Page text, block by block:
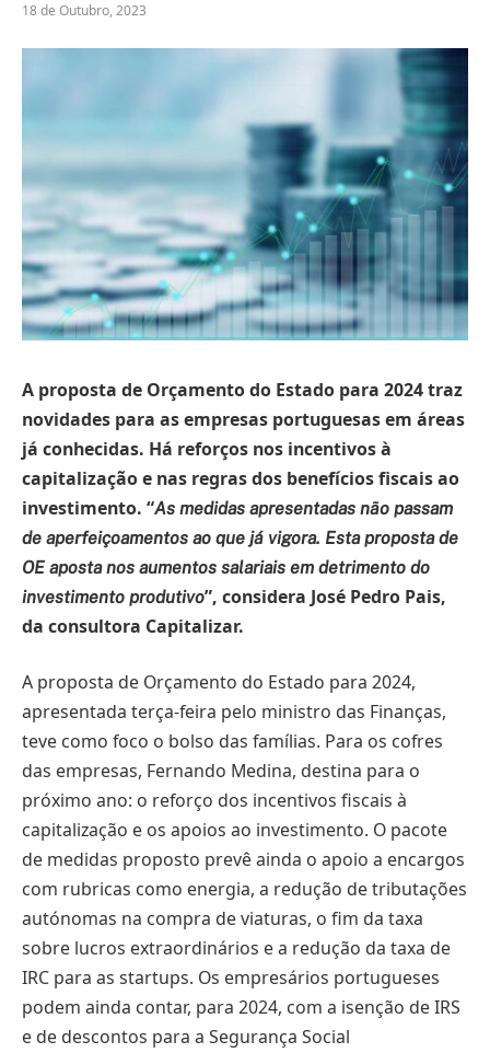
18 de Outubro, 2023
A proposta de Orçamento do Estado para 2024 traz
novidades para as empresas portuguesas em áreas
já conhecidas. Há reforços nos incentivos à
capitalização e nas regras dos benefícios fiscais ao
investimento. “As medidas apresentadas não passam
de aperfeiçoamentos ao que já vigora. Esta proposta de
OE aposta nos aumentos salariais em detrimento do
investimento produtivo”, considera José Pedro Pais,
da consultora Capitalizar.
A proposta de Orçamento do Estado para 2024,
apresentada terça-feira pelo ministro das Finanças,
teve como foco o bolso das famílias. Para os cofres
das empresas, Fernando Medina, destina para o
próximo ano: o reforço dos incentivos fiscais à
capitalização e os apoios ao investimento. O pacote
de medidas proposto prevê ainda o apoio a encargos
com rubricas como energia, a redução de tributações
autónomas na compra de viaturas, o fim da taxa
sobre lucros extraordinários e a redução da taxa de
IRC para as startups. Os empresários portugueses
podem ainda contar, para 2024, com a isenção de IRS
e de descontos para a Segurança Social